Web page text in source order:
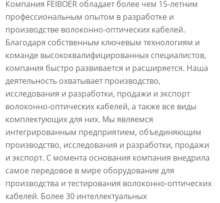
Компания FEIBOER обладает более чем 15-летним
профессиональным опытом в разработке и
производстве волоконно-оптических кабелей.
Благодаря собственным ключевым технологиям и
команде высококвалифицированных специалистов,
компания быстро развивается и расширяется. Наша
деятельность охватывает производство,
исследования и разработки, продажи и экспорт
волоконно-оптических кабелей, а также все виды
комплектующих для них. Мы являемся
интегрированным предприятием, объединяющим
производство, исследования и разработки, продажи
и экспорт. С момента основания компания внедрила
самое передовое в мире оборудование для
производства и тестирования волоконно-оптических
кабелей. Более 30 интеллектуальных